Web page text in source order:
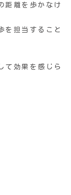
距離を歩かなけ
を担当すること
て効果を感じら